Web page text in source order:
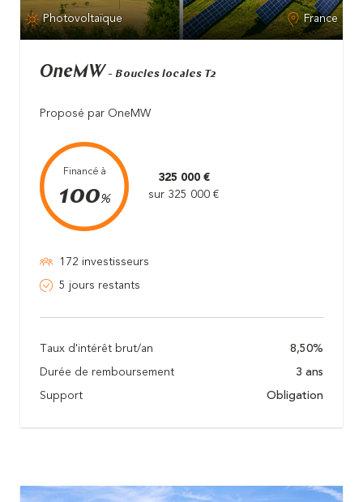
Photovoltaïque France
OneMW - Boucles locales T2
Proposé par OneMW
Financé à
100%
325 000 €
sur 325 000 €
172 investisseurs
5 jours restants
Taux d'intérêt brut/an 8,50%
Durée de remboursement 3 ans
Support Obligation